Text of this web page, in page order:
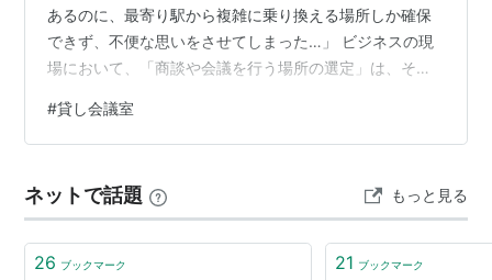
あるのに、最寄り駅から複雑に乗り換える場所しか確保
できず、不便な思いをさせてしまった…」 ビジネスの現
場において、「商談や会議を行う場所の選定」は、その
素です。どれだけ魅力的な提案を用意していても、アク
セスが不便だったり、騒がしくて機密情報が漏洩しそう
印象で大きな損失を被ることになります。 そこでおすす
めなのが、【複数路線が使える駅近の貸し会議室】の活
用です。主要ターミナル駅から直結、あるいは徒歩…
#貸し会議室
ネットで話題 もっと見る
26 ブックマーク 21 ブックマーク